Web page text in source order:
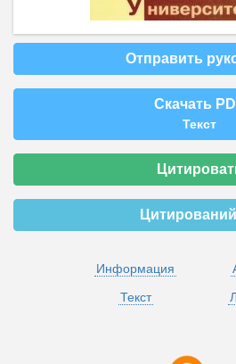
Отправить
Скачать
Текст
Информация
Текст